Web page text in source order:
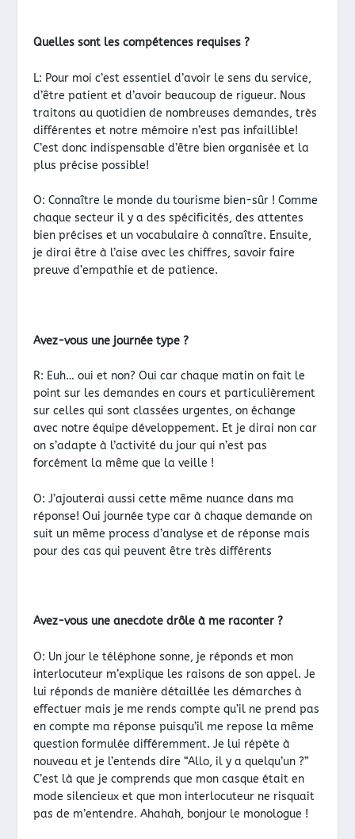
Quelles sont les compétences requises ?
L: Pour moi c’est essentiel d’avoir le sens du service,
d’être patient et d’avoir beaucoup de rigueur. Nous
traitons au quotidien de nombreuses demandes, très
différentes et notre mémoire n’est pas infaillible!
C’est donc indispensable d’être bien organisée et la
plus précise possible!
O: Connaître le monde du tourisme bien-sûr ! Comme
chaque secteur il y a des spécificités, des attentes
bien précises et un vocabulaire à connaître. Ensuite,
je dirai être à l’aise avec les chiffres, savoir faire
preuve d’empathie et de patience.
Avez-vous une journée type ?
R: Euh… oui et non? Oui car chaque matin on fait le
point sur les demandes en cours et particulièrement
sur celles qui sont classées urgentes, on échange
avec notre équipe développement. Et je dirai non car
on s’adapte à l’activité du jour qui n’est pas
forcément la même que la veille !
O: J’ajouterai aussi cette même nuance dans ma
réponse! Oui journée type car à chaque demande on
suit un même process d’analyse et de réponse mais
pour des cas qui peuvent être très différents
Avez-vous une anecdote drôle à me raconter ?
O: Un jour le téléphone sonne, je réponds et mon
interlocuteur m’explique les raisons de son appel. Je
lui réponds de manière détaillée les démarches à
effectuer mais je me rends compte qu’il ne prend pas
en compte ma réponse puisqu’il me repose la même
question formulée différemment. Je lui répète à
nouveau et je l’entends dire “Allo, il y a quelqu’un ?”
C’est là que je comprends que mon casque était en
mode silencieux et que mon interlocuteur ne risquait
pas de m’entendre. Ahahah, bonjour le monologue !